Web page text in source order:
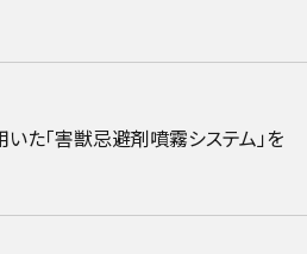
た「害獣忌避剤噴霧システム」を